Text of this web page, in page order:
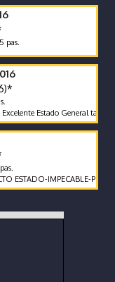
pas.
Estado General tapicería
IMPECABLE-POCO